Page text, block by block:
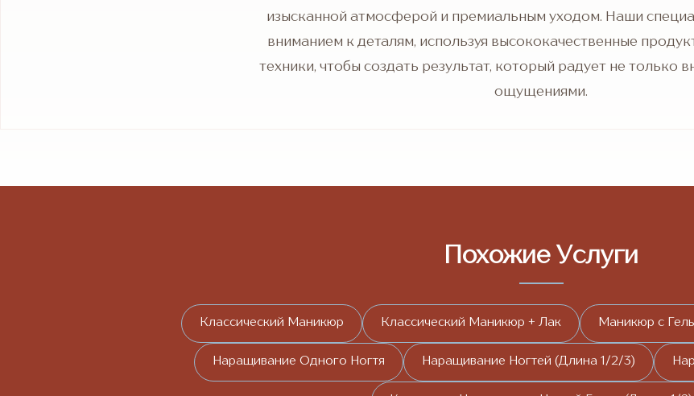
изысканной атмосферой и премиальным уходом. Наши
вниманием к деталям, используя высококачественные
техники, чтобы создать результат, который радует не только
ощущениями.
Похожие Услуги
Классический Маникюр Классический Маникюр + Лак Маникюр с
Наращивание Одного Ногтя Наращивание Ногтей (Длина 1/2/3)